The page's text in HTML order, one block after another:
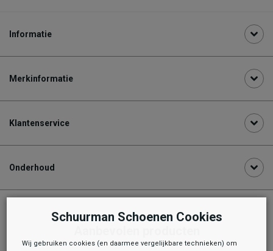
Informatie
Merkinformatie
Klantenservice
Onderhoud
Schuurman Schoenen Cookies
Wij gebruiken cookies (en daarmee vergelijkbare technieken) om